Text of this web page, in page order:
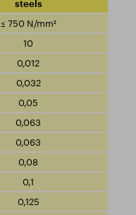
steels
≤ 750 N/mm²
10
0,012
0,032
0,05
0,063
0,063
0,08
0,1
0,125